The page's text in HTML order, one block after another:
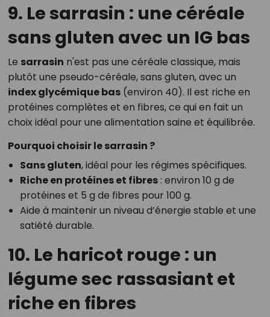
9. Le sarrasin : une céréale
sans gluten avec un IG bas
Le sarrasin n'est pas une céréale classique, mais
plutôt une pseudo-céréale, sans gluten, avec un
index glycémique bas(environ 40). Il est riche en
protéines complètes et en fibres, ce qui en fait un
choix idéal pour une alimentation saine et équilibrée.
Pourquoi choisir le sarrasin ?
Sans gluten, idéal pour les régimes spécifiques.
Riche en protéines et fibres: environ 10 g de
protéines et 5 g de fibres pour 100 g.
Aide à maintenir un niveau d’énergie stable et une
satiété durable.
10. Le haricot rouge : un
légume sec rassasiant et
riche en fibres